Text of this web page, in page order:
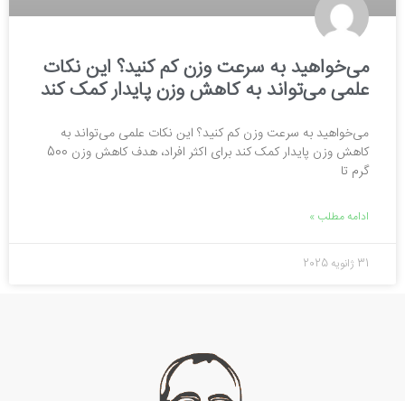
می‌خواهید به سرعت وزن کم کنید؟ این نکات
علمی می‌تواند به کاهش وزن پایدار کمک کند
می‌خواهید به سرعت وزن کم کنید؟ این نکات علمی می‌تواند به
کاهش وزن پایدار کمک کند برای اکثر افراد، هدف کاهش وزن 500
گرم تا
ادامه مطلب »
31 ژانویه 2025